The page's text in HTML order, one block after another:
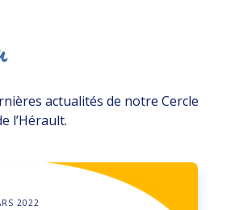
actualités de notre Cercle
l’Hérault.
2022